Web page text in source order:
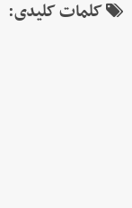
کلمات کلیدی: